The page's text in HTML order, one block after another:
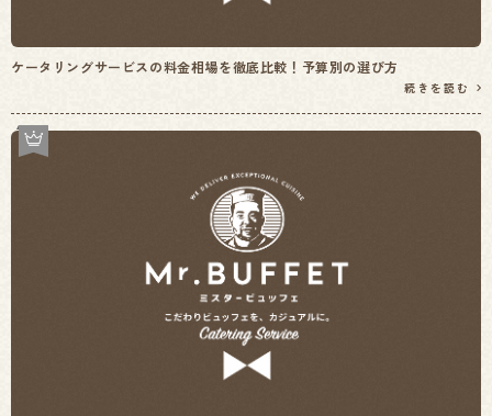
ケータリングサービスの料金相場を徹底比較！予算別の選び方
続きを読む